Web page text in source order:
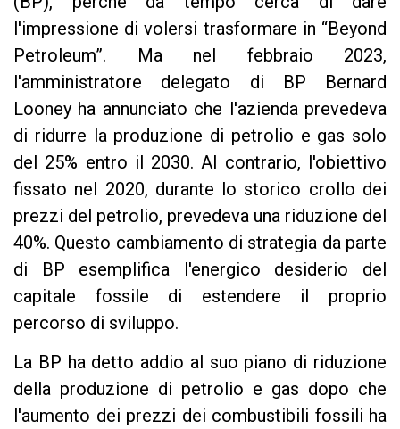
l'impressione di volersi trasformare in “Beyond
Petroleum”. Ma nel febbraio 2023,
l'amministratore delegato di BP Bernard
Looney ha annunciato che l'azienda prevedeva
di ridurre la produzione di petrolio e gas solo
del 25% entro il 2030. Al contrario, l'obiettivo
fissato nel 2020, durante lo storico crollo dei
prezzi del petrolio, prevedeva una riduzione del
40%. Questo cambiamento di strategia da parte
di BP esemplifica l'energico desiderio del
capitale fossile di estendere il proprio
percorso di sviluppo.
La BP ha detto addio al suo piano di riduzione
della produzione di petrolio e gas dopo che
l'aumento dei prezzi dei combustibili fossili ha